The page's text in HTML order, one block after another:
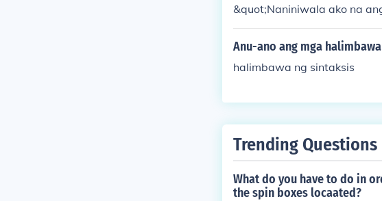
&quot;Naniniwala ako na
Anu-ano ang mga
halimbawa ng sintaksis
Trending Questions
What do you have to do in
the spin boxes locaated?